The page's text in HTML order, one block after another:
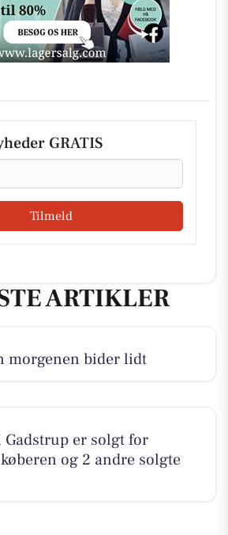
GRATIS
Tilmeld
ARTIKLER
morgenen bider lidt
Gadstrup er solgt for
og 2 andre solgte